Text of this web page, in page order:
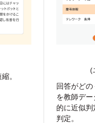
。
(
回答がど
を教師デ
的に近似
判定。